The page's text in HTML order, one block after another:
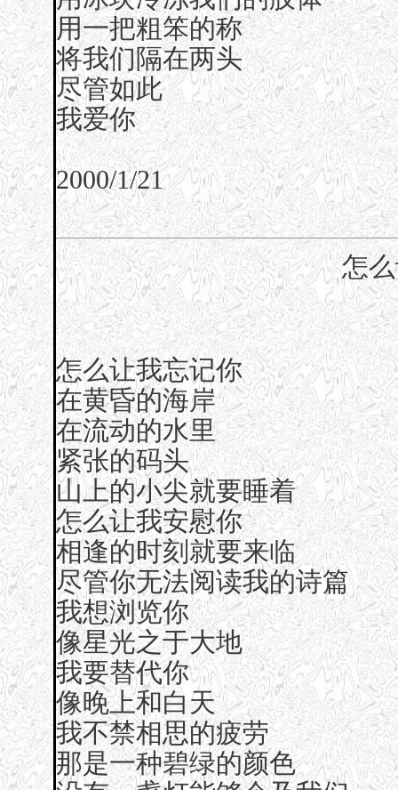
用一把粗笨的称
将我们隔在两头
尽管如此
我爱你
2000/1/21
怎
怎么让我忘记你
在黄昏的海岸
在流动的水里
紧张的码头
山上的小尖就要睡着
怎么让我安慰你
相逢的时刻就要来临
尽管你无法阅读我的诗篇
我想浏览你
像星光之于大地
我要替代你
像晚上和白天
我不禁相思的疲劳
那是一种碧绿的颜色